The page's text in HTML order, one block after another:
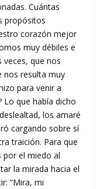
Cuántas
propósitos
corazón mejor
muy débiles e
que nos
nos resulta muy
para venir a
Lo que había dicho
los amaré
cargando sobre sí
traición. Para que
por el miedo al
la mirada hacia el
“Mira, mi